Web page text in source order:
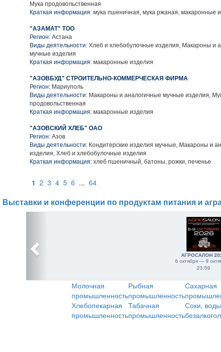
Мука продовольственная
Краткая информация: мука пшеничная, мука ржаная, макаронные
"АЗАМАТ" ТОО
Регион: Астана
Виды деятельности: Хлеб и хлебобулочные изделия, Макароны и
мучные изделия
Краткая информация: макаронные изделия
"АЗОВБУД" СТРОИТЕЛЬНО-КОММЕРЧЕСКАЯ ФИРМА
Регион: Мариуполь
Виды деятельности: Макароны и аналогичные мучные изделия,
продовольственная
Краткая информация: макаронные изделия
"АЗОВСКИЙ ХЛЕБ" ОАО
Регион: Азов
Виды деятельности: Кондитерские изделия мучные, Макароны и
изделия, Хлеб и хлебобулочные изделия
Краткая информация: хлеб пшеничный, батоны, рожки, печенье
1 2 3 4 5 6 ... 64
Выставки и конференции по продуктам питания и
АГРОСАЛОН
6 октября — 9
23:59
Молочная
промышленность
Рыбная
промышленность
Сахарная
Хлебопекарная
промышленность
Табачная
промышленность
Соки,